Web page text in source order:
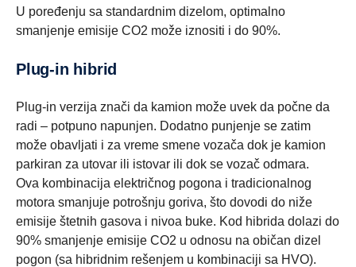
U poređenju sa standardnim dizelom, optimalno
smanjenje emisije CO2 može iznositi i do 90%.
Plug-in hibrid
Plug-in verzija znači da kamion može uvek da počne da
radi – potpuno napunjen. Dodatno punjenje se zatim
može obavljati i za vreme smene vozača dok je kamion
parkiran za utovar ili istovar ili dok se vozač odmara.
Ova kombinacija električnog pogona i tradicionalnog
motora smanjuje potrošnju goriva, što dovodi do niže
emisije štetnih gasova i nivoa buke. Kod hibrida dolazi do
90% smanjenje emisije CO2 u odnosu na običan dizel
pogon (sa hibridnim rešenjem u kombinaciji sa HVO).
Efikasnost u potrošnji goriva
Radna efikasnost
Obnovljiva goriva